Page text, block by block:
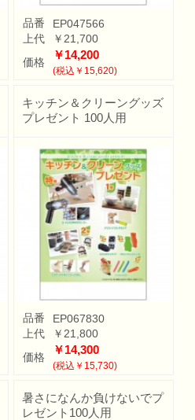
品番
EP047566
上代
￥21,700
価格
￥14,200
(税込￥15,620)
キッチン＆クリーングッズ
プレゼント 100人用
品番
EP067830
上代
￥21,800
価格
￥14,300
(税込￥15,730)
暑さになんか負けないでプ
レゼント100人用